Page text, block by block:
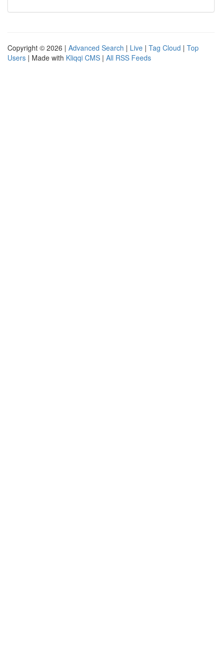
Copyright © 2026 | Advanced Search | Live | Tag Cloud | Top
Users | Made with Kliqqi CMS | All RSS Feeds